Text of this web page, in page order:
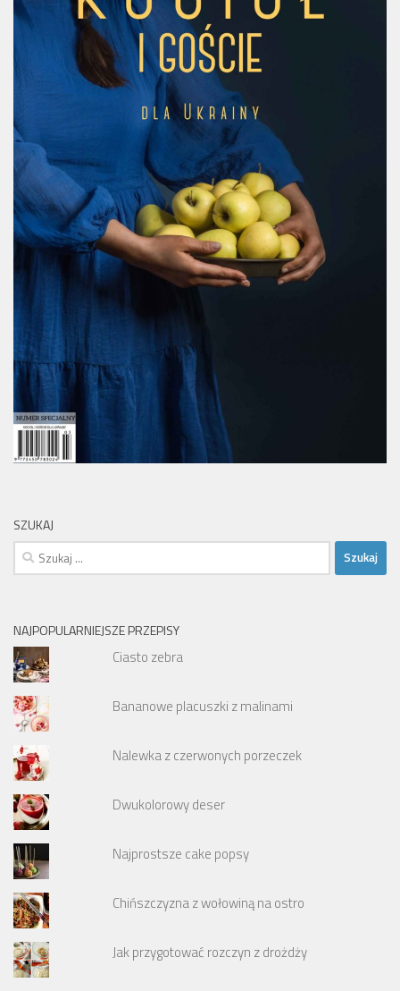
SZUKAJ
Szukaj:
NAJPOPULARNIEJSZE PRZEPISY
Ciasto zebra
Bananowe placuszki z malinami
Nalewka z czerwonych porzeczek
Dwukolorowy deser
Najprostsze cake popsy
Chińszczyzna z wołowiną na ostro
Jak przygotować rozczyn z drożdży